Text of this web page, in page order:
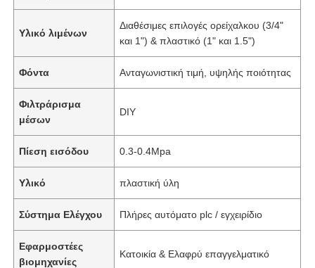
Υλικό λιμένων
Διαθέσιμες επιλογές ορείχαλκου (3/4"
και 1") & πλαστικό (1" και 1.5")
Φόντα Ανταγωνιστική τιμή, υψηλής ποιότητας
Φιλτράρισμα
μέσων
DIY
Πίεση εισόδου 0.3-0.4Mpa
Υλικό πλαστική ύλη
Σύστημα Ελέγχου Πλήρες αυτόματο plc / εγχειρίδιο
Εφαρμοστέες
βιομηχανίες
Κατοικία & Ελαφρύ επαγγελματικό